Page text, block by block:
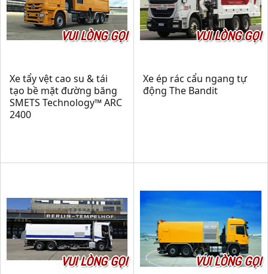
VUI LÒNG GỌI
Xe tẩy vệt cao su & tái
tạo bề mặt đường băng
SMETS Technology™ ARC
2400
VUI LÒNG GỌI
Xe ép rác cẩu ngang tự
động The Bandit
VUI LÒNG GỌI VUI LÒNG GỌI